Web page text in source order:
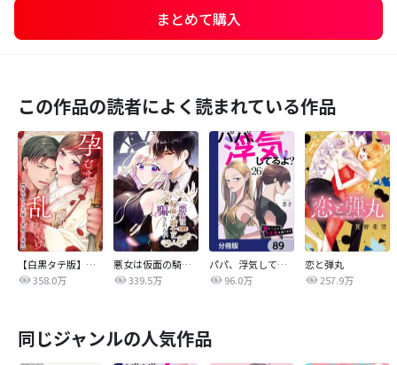
まとめて購入
この作品の読者によく読まれている作品
【白黒タテ版】孕むまで乱れいけ～身代わり花嫁と軍服の猛愛
358.0万
悪女は仮面の騎士に騙されない
339.5万
パパ、浮気してるよ？娘と二人でクズ夫を捨てます【分冊版】
96.0万
恋と弾丸
257.9万
同じジャンルの人気作品